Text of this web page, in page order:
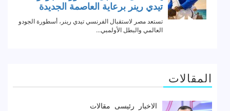
المقالات
الاخبار رئيسى مقالات